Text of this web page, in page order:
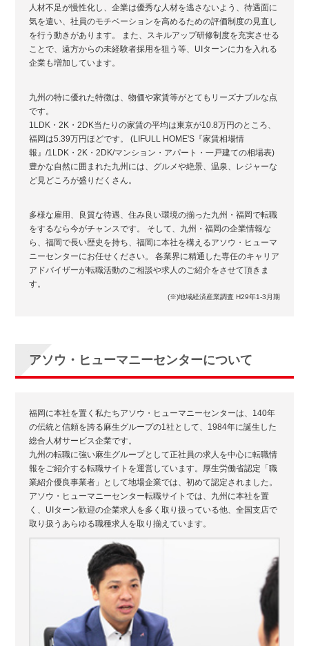
人材不足が慢性化し、企業は優秀な人材を逃さないよう、待遇面に
気を遣い、社員のモチベーションを高めるための評価制度の見直し
を行う動きがあります。 また、スキルアップ研修制度を充実させる
ことで、遠方からの未経験者採用を狙う等、UIターンに力を入れる
企業も増加しています。
九州の特に優れた特徴は、物価や家賃等がとてもリーズナブルな点
です。
1LDK・2K・2DK当たりの家賃の平均は東京が10.8万円のところ、
福岡は5.39万円ほどです。 (LIFULL HOME'S『家賃相場情
報』/1LDK・2K・2DK/マンション・アパート・一戸建ての相場表)
豊かな自然に囲まれた九州には、グルメや絶景、温泉、レジャーな
ど見どころが盛りだくさん。
多様な雇用、良質な待遇、住み良い環境の揃った九州・福岡で転職
をするなら今がチャンスです。 そして、九州・福岡の企業情報な
ら、福岡で長い歴史を持ち、福岡に本社を構えるアソウ・ヒューマ
ニーセンターにお任せください。 各業界に精通した専任のキャリア
アドバイザーが転職活動のご相談や求人のご紹介をさせて頂きま
す。
(※)地域経済産業調査 H29年1-3月期
アソウ・ヒューマニーセンターについて
福岡に本社を置く私たちアソウ・ヒューマニーセンターは、140年
の伝統と信頼を誇る麻生グループの1社として、1984年に誕生した
総合人材サービス企業です。
九州の転職に強い麻生グループとして正社員の求人を中心に転職情
報をご紹介する転職サイトを運営しています。厚生労働省認定「職
業紹介優良事業者」として地場企業では、初めて認定されました。
アソウ・ヒューマニーセンター転職サイトでは、九州に本社を置
く、UIターン歓迎の企業求人を多く取り扱っている他、全国支店で
取り扱うあらゆる職種求人を取り揃えています。